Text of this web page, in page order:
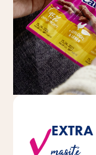
EXTRA
Všechny